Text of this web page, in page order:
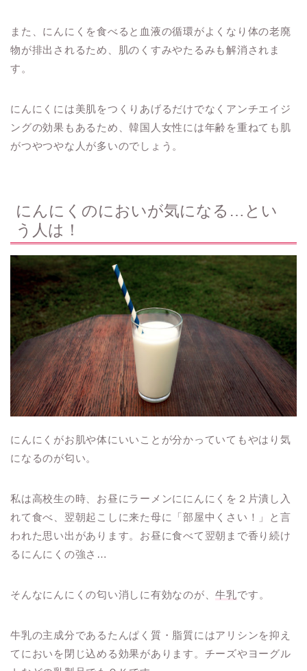
また、にんにくを食べると血液の循環がよくなり体の老廃
物が排出されるため、肌のくすみやたるみも解消されま
す。
にんにくには美肌をつくりあげるだけでなくアンチエイジ
ングの効果もあるため、韓国人女性には年齢を重ねても肌
がつやつやな人が多いのでしょう。
にんにくのにおいが気になる…とい
う人は！
にんにくがお肌や体にいいことが分かっていてもやはり気
になるのが匂い。
私は高校生の時、お昼にラーメンににんにくを２片潰し入
れて食べ、翌朝起こしに来た母に「部屋中くさい！」と言
われた思い出があります。お昼に食べて翌朝まで香り続け
るにんにくの強さ…
そんなにんにくの匂い消しに有効なのが、牛乳です。
牛乳の主成分であるたんぱく質・脂質にはアリシンを抑え
てにおいを閉じ込める効果があります。チーズやヨーグル